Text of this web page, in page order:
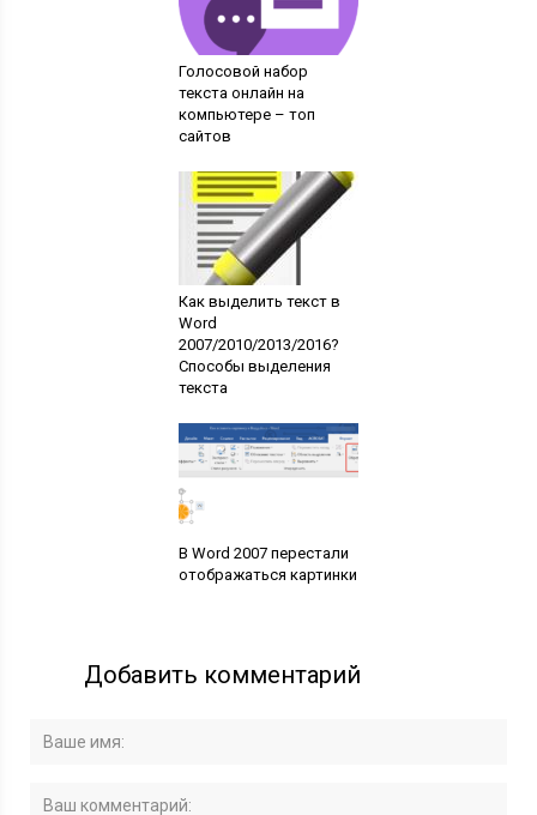
Голосовой набор
текста онлайн на
компьютере – топ
сайтов
Как выделить текст в
Word
2007/2010/2013/2016?
Способы выделения
текста
В Word 2007 перестали
отображаться картинки
Добавить комментарий